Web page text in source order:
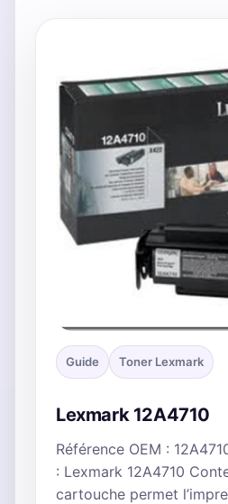
Guide Toner Lexmark
Lexmark 12A4710
Référence OEM :
: Lexmark 12A4710
cartouche permet